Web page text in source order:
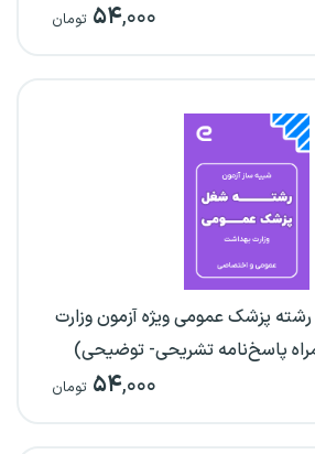
۵۴,۰۰۰ تومان
پزشک عمومی ویژه آزمون وزارت
پاسخ‌نامه تشریحی- توضیحی)
۵۴,۰۰۰ تومان